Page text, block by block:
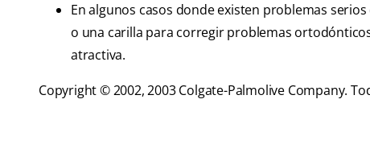
En algunos casos donde existen problemas
o una carilla para corregir problemas
atractiva.
Copyright © 2002, 2003 Colgate-Palmolive Company.